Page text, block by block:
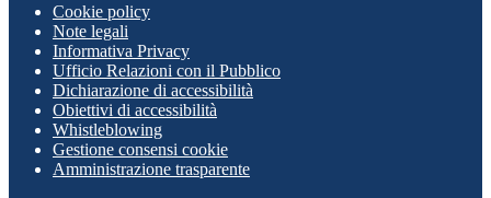
Cookie policy
Note legali
Informativa Privacy
Ufficio Relazioni con il Pubblico
Dichiarazione di accessibilità
Obiettivi di accessibilità
Whistleblowing
Gestione consensi cookie
Amministrazione trasparente